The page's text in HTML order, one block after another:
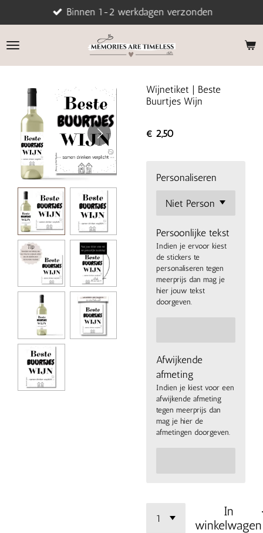
direct
naar
Binnen 1-2 werkdagen verzonden
Wijnetiket | Beste
Buurtjes Wijn
€ 2,50
Personaliseren
Persoonlijke tekst
Indien je ervoor kiest
de stickers te
personaliseren tegen
meerprijs dan mag je
hier jouw tekst
doorgeven.
Afwijkende
afmeting
Indien je kiest voor een
afwijkende afmeting
tegen meerprijs dan
mag je hier de
afmetingen doorgeven.
In
winkelwagen